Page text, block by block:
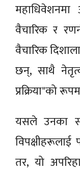
महाधिवेशनमा
वैचारिक र
वैचारिक
छन्, साथै
प्रक्रिया"को
यसले उनका
तर, यो